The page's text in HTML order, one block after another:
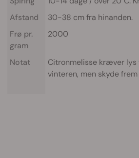
Afstand
30-38 cm fra hinanden.
Frø pr.
gram
2000
Notat
Citronmelisse kræver lys
vinteren, men skyde